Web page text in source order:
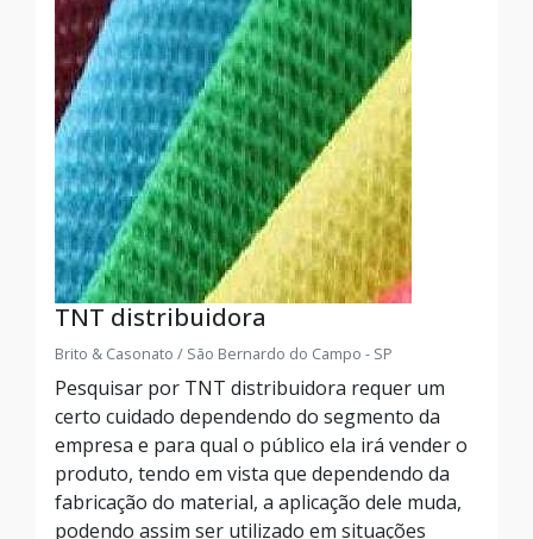
TNT distribuidora
Brito & Casonato / São Bernardo do Campo - SP
Pesquisar por TNT distribuidora requer um
certo cuidado dependendo do segmento da
empresa e para qual o público ela irá vender o
produto, tendo em vista que dependendo da
fabricação do material, a aplicação dele muda,
podendo assim ser utilizado em situações